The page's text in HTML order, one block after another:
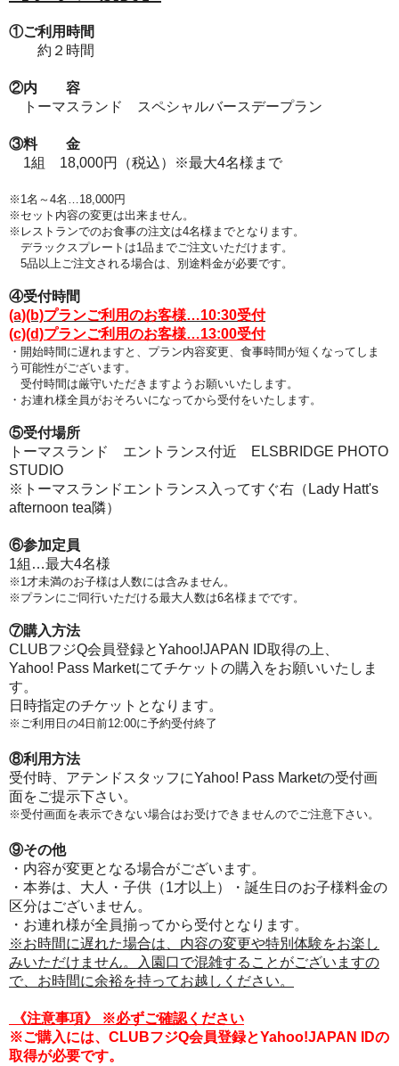
①ご利用時間
約２時間
②内 容
トーマスランド スペシャルバースデープラン
③料 金
1組 18,000円（税込）※最大4名様まで
※1名～4名…18,000円
※セット内容の変更は出来ません。
※レストランでのお食事の注文は4名様までとなります。
デラックスプレートは1品までご注文いただけます。
5品以上ご注文される場合は、別途料金が必要です。
④受付時間
(a)(b)プランご利用のお客様…10:30受付
(c)(d)プランご利用のお客様…13:00受付
・開始時間に遅れますと、プラン内容変更、食事時間が短くなってしま
う可能性がございます。
受付時間は厳守いただきますようお願いいたします。
・お連れ様全員がおそろいになってから受付をいたします。
⑤受付場所
トーマスランド エントランス付近 ELSBRIDGE PHOTO
STUDIO
※トーマスランドエントランス入ってすぐ右（Lady Hatt's
afternoon tea隣）
⑥参加定員
1組…最大4名様
※1才未満のお子様は人数には含みません。
※プランにご同行いただける最大人数は6名様までです。
⑦購入方法
CLUBフジQ会員登録とYahoo!JAPAN ID取得の上、
Yahoo! Pass Marketにてチケットの購入をお願いいたしま
す。
日時指定のチケットとなります。
※ご利用日の4日前12:00に予約受付終了
⑧利用方法
受付時、アテンドスタッフにYahoo! Pass Marketの受付画
面をご提示下さい。
※受付画面を表示できない場合はお受けできませんのでご注意下さい。
⑨その他
・内容が変更となる場合がございます。
・本券は、大人・子供（1才以上）・誕生日のお子様料金の
区分はございません。
・お連れ様が全員揃ってから受付となります。
※お時間に遅れた場合は、内容の変更や特別体験をお楽し
みいただけません。入園口で混雑することがございますの
で、お時間に余裕を持ってお越しください。
《注意事項》
※必ずご確認ください
※ご購入には、CLUBフジQ会員登録とYahoo!JAPAN IDの
取得が必要です。